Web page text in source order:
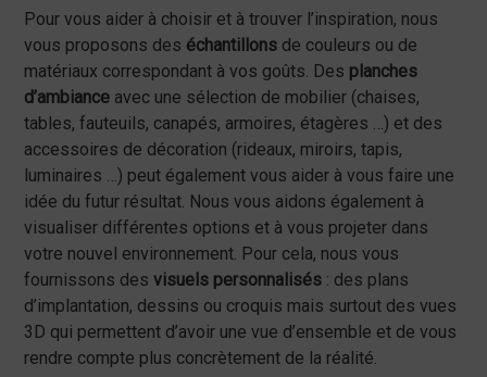
Pour vous aider à choisir et à trouver l’inspiration, nous
vous proposons des échantillons de couleurs ou de
matériaux correspondant à vos goûts. Des planches
d’ambiance avec une sélection de mobilier (chaises,
tables, fauteuils, canapés, armoires, étagères …) et des
accessoires de décoration (rideaux, miroirs, tapis,
luminaires …) peut également vous aider à vous faire une
idée du futur résultat. Nous vous aidons également à
visualiser différentes options et à vous projeter dans
votre nouvel environnement. Pour cela, nous vous
fournissons desvisuels personnalisés : des plans
d’implantation, dessins ou croquis mais surtout des vues
3D qui permettent d’avoir une vue d’ensemble et de vous
rendre compte plus concrètement de la réalité.